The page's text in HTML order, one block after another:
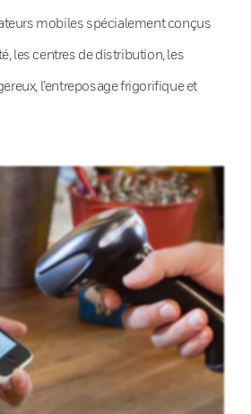
mobiles spécialement conçus
les centres de distribution, les
l’entreposage frigorifique et